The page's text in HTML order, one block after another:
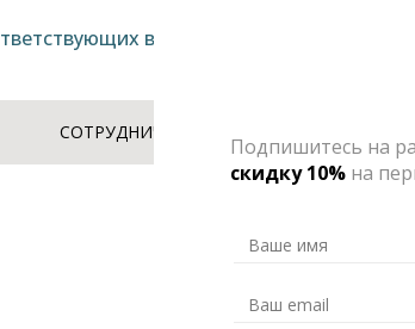
вашему запросу, не
СОТРУДНИЧЕСТВО
Подпишитесь на
скидку 10%на